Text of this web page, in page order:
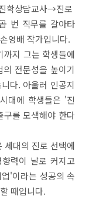
학상담교사→진로
번 직무를 갈아타
영배 작가입니다.
까지 그는 학생들에
전문성을 높이기
다. 아울러 인공지
대에 학생들은 '진
를 모색해야 한다
세대의 진로 선택에
력이 날로 커지고
'이라는 성공의 속
때입니다.